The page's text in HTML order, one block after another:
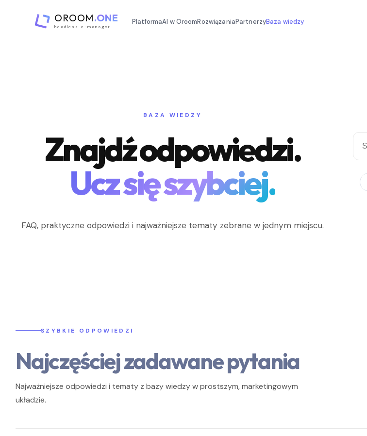
OROOM.ONE
headless e-manager
PlatformaAI w OroomRozwiązaniaPartnerzyBaza wiedzy
BAZA WIEDZY
Znajdź odpowiedzi.
Ucz się szybciej.
FAQ, praktyczne odpowiedzi i najważniejsze tematy zebrane w jednym miejscu.
SZYBKIE ODPOWIEDZI
Najczęściej zadawane pytania
Najważniejsze odpowiedzi i tematy z bazy wiedzy w prostszym, marketingowym
układzie.